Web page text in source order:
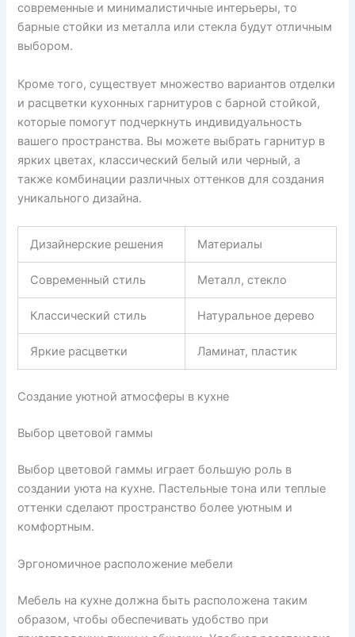
современные и минималистичные интерьеры, то
барные стойки из металла или стекла будут отличным
выбором.
Кроме того, существует множество вариантов отделки
и расцветки кухонных гарнитуров с барной стойкой,
которые помогут подчеркнуть индивидуальность
вашего пространства. Вы можете выбрать гарнитур в
ярких цветах, классический белый или черный, а
также комбинации различных оттенков для создания
уникального дизайна.
Дизайнерские решения Материалы
Современный стиль Металл, стекло
Классический стиль Натуральное дерево
Яркие расцветки Ламинат, пластик
Создание уютной атмосферы в кухне
Выбор цветовой гаммы
Выбор цветовой гаммы играет большую роль в
создании уюта на кухне. Пастельные тона или теплые
оттенки сделают пространство более уютным и
комфортным.
Эргономичное расположение мебели
Мебель на кухне должна быть расположена таким
образом, чтобы обеспечивать удобство при